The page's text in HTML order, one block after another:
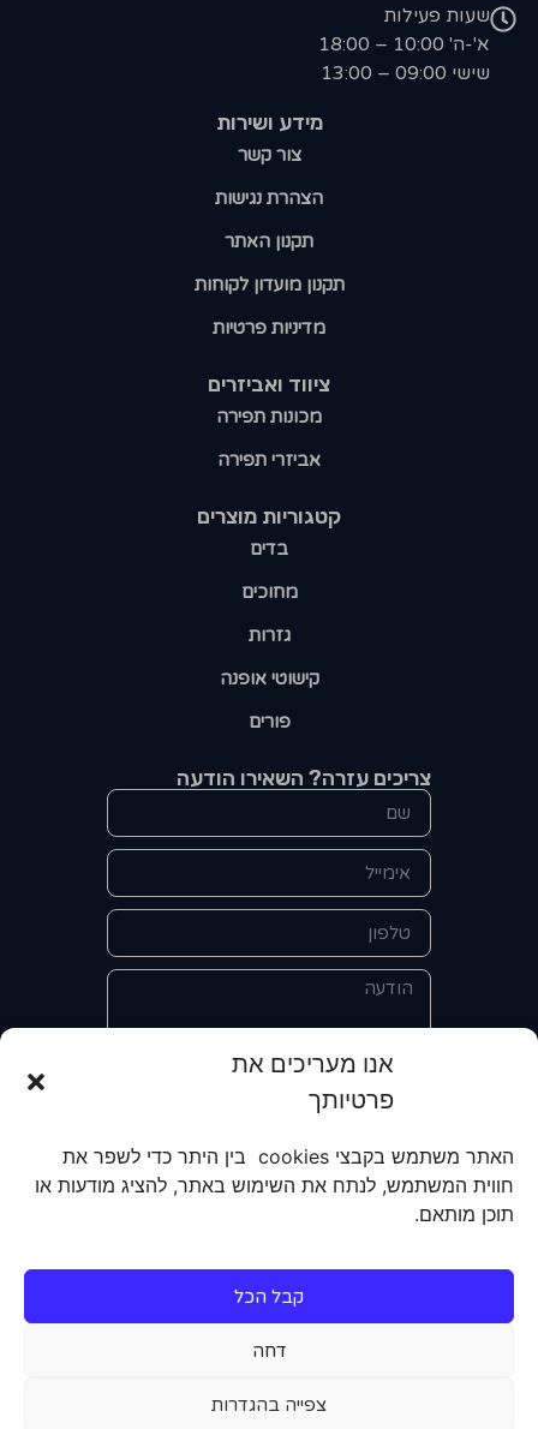
אנו מעריכים את
פרטיותך
האתר משתמש בקבצי cookies בין היתר כדי לשפר את
חווית המשתמש, לנתח את השימוש באתר, להציג מודעות או
תוכן מותאם.
קבל הכל
דחה
צפייה בהגדרות
קטגוריות מוצרים​
בדים
מחוכים
גזרות
קישוטי אופנה
פורים
ציווד ואביזרים
מכונות תפירה
אביזרי תפירה
מידע ושירות
צור קשר
הצהרת נגישות
תקנון האתר
תקנון מועדון לקוחות
מדיניות פרטיות
שעות פעילות
א'-ה' 10:00 – 18:00
שישי 09:00 – 13:00
צריכים עזרה? השאירו הודעה
אני מאשר/ת את מסירת הפרטים
קבלת מידע על מוצרים, שירותים, מועדון
לקוחות. אני מודע/ת שאוכל לבטל את
הרישום שלי בכל עת ושעל מסירת הפרטים